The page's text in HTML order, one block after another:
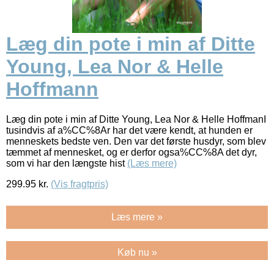
Læg din pote i min af Ditte
Young, Lea Nor & Helle
Hoffmann
Læg din pote i min af Ditte Young, Lea Nor & Helle HoffmanI
tusindvis af a%CC%8Ar har det være kendt, at hunden er
menneskets bedste ven. Den var det første husdyr, som blev
tæmmet af mennesket, og er derfor ogsa%CC%8A det dyr,
som vi har den længste hist (Læs mere)
299.95 kr. (Vis fragtpris)
Læs mere »
Køb nu »